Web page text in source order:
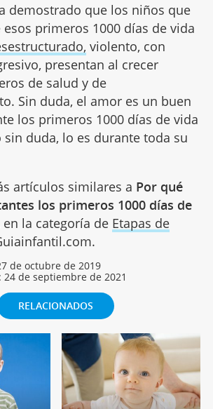
demostrado que los niños que
primeros 1000 días de vida
violento, con
presentan al crecer
de salud y de
Sin duda, el amor es un buen
los primeros 1000 días de vida
duda, lo es durante toda su
artículos similares a Por qué
los primeros 1000 días de
en la categoría de Etapas de
de octubre de 2019
24 de septiembre de 2021
RELACIONADOS